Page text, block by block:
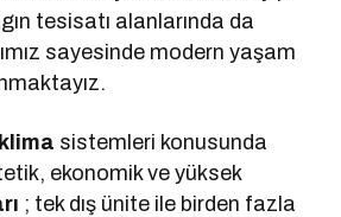
tesisatı alanlarında da
sayesinde modern yaşam
sistemleri konusunda
ekonomik ve yüksek
; tek dış ünite ile birden fazla